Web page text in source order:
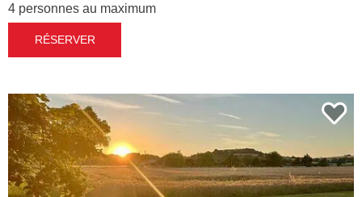
4 personnes au maximum
RÉSERVER